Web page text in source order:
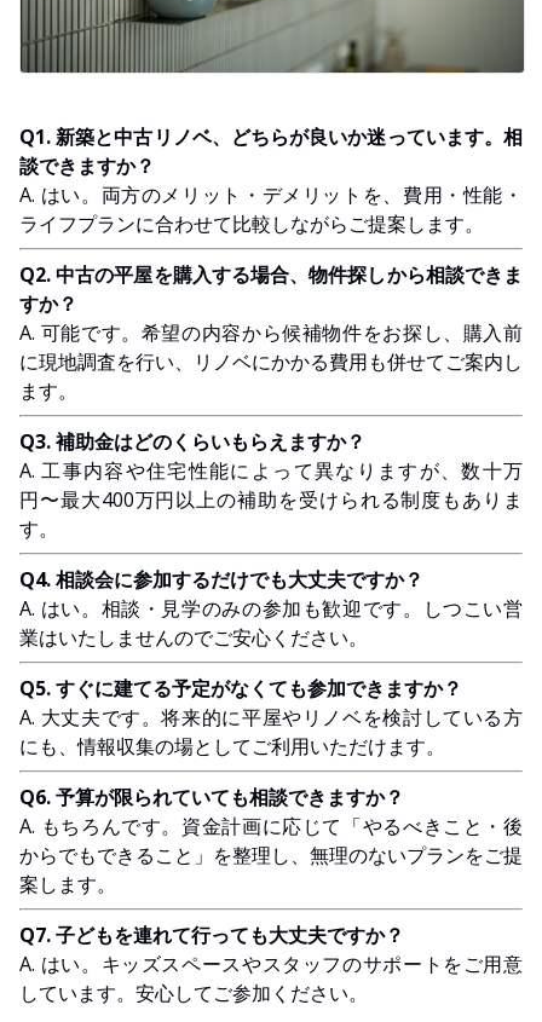
Q1. 新築と中古リノベ、どちらが良いか迷っています。相
談できますか？
A. はい。両方のメリット・デメリットを、費用・性能・
ライフプランに合わせて比較しながらご提案します。
Q2. 中古の平屋を購入する場合、物件探しから相談できま
すか？
A. 可能です。希望の内容から候補物件をお探し、購入前
に現地調査を行い、リノベにかかる費用も併せてご案内し
ます。
Q3. 補助金はどのくらいもらえますか？
A. 工事内容や住宅性能によって異なりますが、数十万
円〜最大400万円以上の補助を受けられる制度もありま
す。
Q4. 相談会に参加するだけでも大丈夫ですか？
A. はい。相談・見学のみの参加も歓迎です。しつこい営
業はいたしませんのでご安心ください。
Q5. すぐに建てる予定がなくても参加できますか？
A. 大丈夫です。将来的に平屋やリノベを検討している方
にも、情報収集の場としてご利用いただけます。
Q6. 予算が限られていても相談できますか？
A. もちろんです。資金計画に応じて「やるべきこと・後
からでもできること」を整理し、無理のないプランをご提
案します。
Q7. 子どもを連れて行っても大丈夫ですか？
A. はい。キッズスペースやスタッフのサポートをご用意
しています。安心してご参加ください。